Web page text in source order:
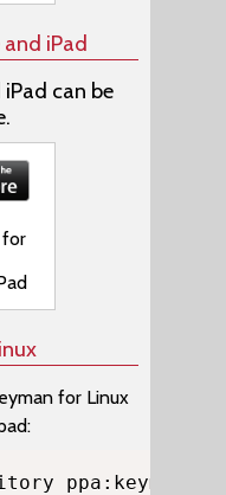
iPad
can be
for
for Linux